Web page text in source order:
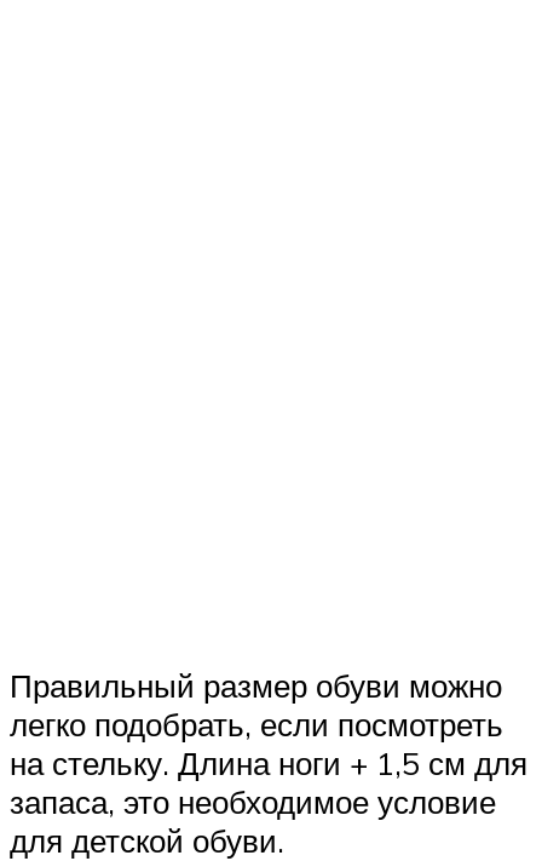
Правильный размер обуви можно
легко подобрать, если посмотреть
на стельку. Длина ноги + 1,5 см для
запаса, это необходимое условие
для детской обуви.